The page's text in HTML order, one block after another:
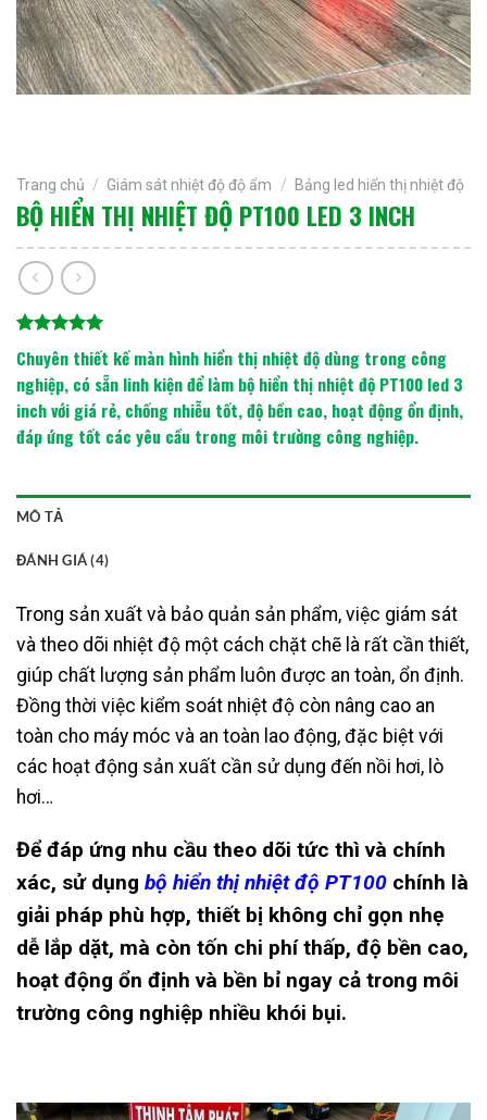
Trang chủ / Giám sát nhiệt độ độ ẩm / Bảng led hiển thị nhiệt độ
BỘ HIỂN THỊ NHIỆT ĐỘ PT100 LED 3 INCH
trên 5
dựa trên
đánh giá
Chuyên thiết kế màn hình hiển thị nhiệt độ dùng trong công
nghiệp, có sẵn linh kiện để làm bộ hiển thị nhiệt độ PT100 led 3
inch với giá rẻ, chống nhiễu tốt, độ bền cao, hoạt động ổn định,
đáp ứng tốt các yêu cầu trong môi trường công nghiệp.
MÔ TẢ
ĐÁNH GIÁ (4)
Trong sản xuất và bảo quản sản phẩm, việc giám sát
và theo dõi nhiệt độ một cách chặt chẽ là rất cần thiết,
giúp chất lượng sản phẩm luôn được an toàn, ổn định.
Đồng thời việc kiểm soát nhiệt độ còn nâng cao an
toàn cho máy móc và an toàn lao động, đặc biệt với
các hoạt động sản xuất cần sử dụng đến nồi hơi, lò
hơi…
Để đáp ứng nhu cầu theo dõi tức thì và chính
xác, sử dụng bộ hiển thị nhiệt độ PT100 chính là
giải pháp phù hợp, thiết bị không chỉ gọn nhẹ
dễ lắp dặt, mà còn tốn chi phí thấp, độ bền cao,
hoạt động ổn định và bền bỉ ngay cả trong môi
trường công nghiệp nhiều khói bụi.